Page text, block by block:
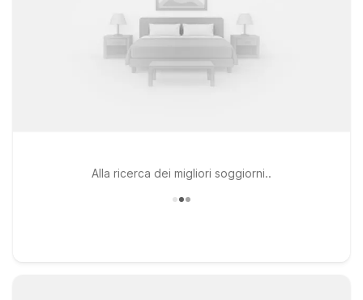
Alla ricerca dei migliori soggiorni..